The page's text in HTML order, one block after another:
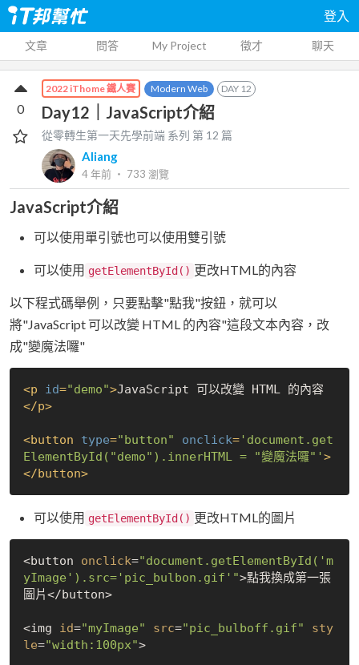
登入
文章 問答 My Project 徵才 聊天
2022 iThome 鐵人賽 Modern Web DAY 12
Day12｜JavaScript介紹
從零轉生第一天先學前端 系列 第 12 篇
Aliang
4 年前 ‧ 733 瀏覽
0
JavaScript介紹
可以使用單引號也可以使用雙引號
可以使用 getElementById() 更改HTML的內容
以下程式碼舉例，只要點擊"點我"按鈕，就可以
將"JavaScript 可以改變 HTML 的內容"這段文本內容，改
成"變魔法囉"
<p id="demo">JavaScript 可以改變 HTML 的內容
</p>
<button type="button" onclick='document.get
ElementById("demo").innerHTML = "變魔法囉"' >
</button>
可以使用 getElementById() 更改HTML的圖片
<button onclick="document.getElementById('m
yImage').src='pic_bulbon.gif'">點我換成第一張
圖片</button>
<img id="myImage" src="pic_bulboff.gif"
sty
le="width:100px">